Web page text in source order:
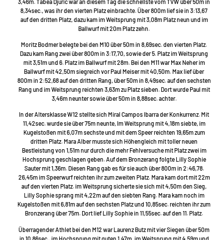
8,34sec., was ihr den vierten Platz einbrachte. Über 800m lief sie in 3:13,67
auf den dritten Platz, dazu kam im Weitsprung mit 3,08m Platz neun und im
Ballwurf mit 20m Platz zehn.
Moritz Bodmer belegte bei den M10 über 50m in 8,69sec. den vierten Platz.
Dazu kam Rang zwei über 800m in 3:17,70, sowie der 5. Platz im Weitsprung
mit 3,51m und 6. Platz im Ballwurf mit 28m. Bei den M11 war Max Neher im
Ballwurf mit 42,50m siegreich vor Paul Meiser mit 40,50m. Max lief über
800m in 2:52,68 auf den dritten Rang, über 50m in 8,49sec. auf den sechsten
Rang und im Weitsprung reichten 3,63m zu Platz sieben. Dort wurde Paul mit
3,46m neunter sowie über 50m in 8,88sec. achter.
In der Altersklasse W12 stellte sich Miral Campos Ibarra der Konkurrenz. Mit
11,42sec. wurde sie über 75m neunte, Im Weitsprung mit 4,18m siebte, im
Kugelstoßen mit 6,07m sechste und mit dem Speer reichten 19,65m zum
dritten Platz. Mara Alber musste sich Höhengleich mit toller neuen
Bestleistung von 1,51m nur durch die mehr Fehlversuche mit Platz zwei im
Hochsprung geschlagen geben. Auf dem Bronzerang folgte Lilly Sophie
Sauter mit 1,36m. Diesen Rang gab es für sie auch über 800m in 2:46,78.
26,45m im Speerwurf reichten ihr zum zweiten Platz. Mara kam dort mit 22m
auf den vierten Platz. im Weitsprung sicherte sie sich mit 4,50m den Sieg,
Lilly Sophie sprang mit 4,22m auf den siebten Rang. Mara kam noch im
Kugelstoßen mit 6,81m auf den sechsten Platz und 10,85sec. reichten ihr zum
Bronzerang über 75m. Dort lief Lilly Sophie in 11,55sec. auf den 11. Platz.
Überragender Athlet bei den M12 war Laurenz Butz mit vier Siegen über 50m
in 10,86sec., im Hochsprung mit guten 1,47m, im Weitsprung mit 4,59m und